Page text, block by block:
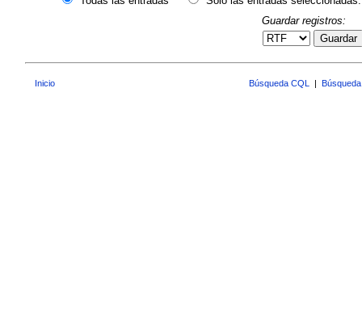
Guardar registros:
Guardar
Inicio Búsqueda CQL